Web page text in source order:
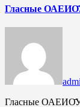
Гласные
Гласные ОАЕИО̄УЭ В той же доктрине Хоззар, названный невеждами Нептуном, «который превращает в сферу